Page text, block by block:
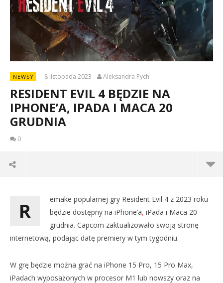
NEWSY 8 listopada 2023 Aleksandra Pych
RESIDENT EVIL 4 BĘDZIE NA
IPHONE’A, IPADA I MACA 20
GRUDNIA
0
R
emake popularnej gry Resident Evil 4 z 2023 roku
będzie dostępny na iPhone’a, iPada i Maca 20
grudnia. Capcom zaktualizowało swoją stronę
internetową, podając datę premiery w tym tygodniu.
W grę będzie można grać na iPhone 15 Pro, 15 Pro Max,
iPadach wyposażonych w procesor M1 lub nowszy oraz na